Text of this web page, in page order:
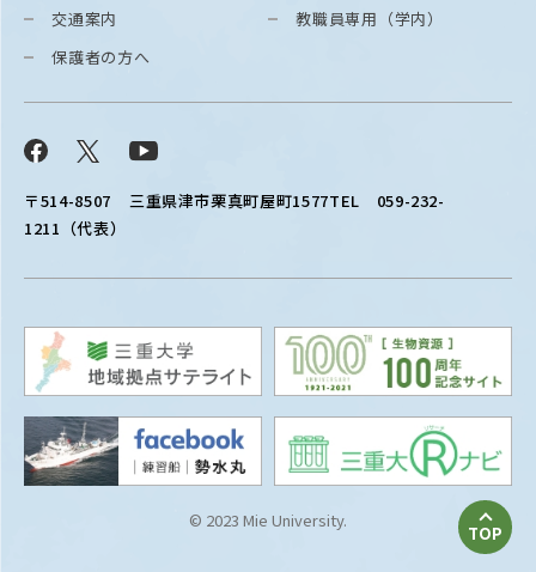
〒514-8507 三重県津市栗真町屋町1577TEL 059-232-
1211（代表）
交通案内
保護者の方へ
Facebook
教職員専用（学内）
© 2023 Mie University.
TOP